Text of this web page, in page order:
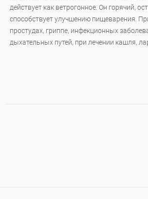
действует как ветрогонное. Он горячий,
способствует улучшению пищеварения.
простудах, гриппе, инфекционных
дыхательных путей, при лечении кашля,